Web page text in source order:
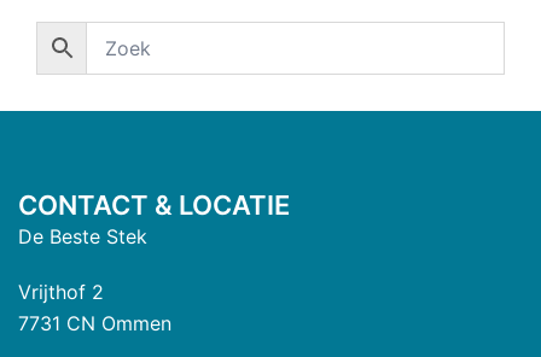
CONTACT & LOCATIE
De Beste Stek
Vrijthof 2
7731 CN Ommen